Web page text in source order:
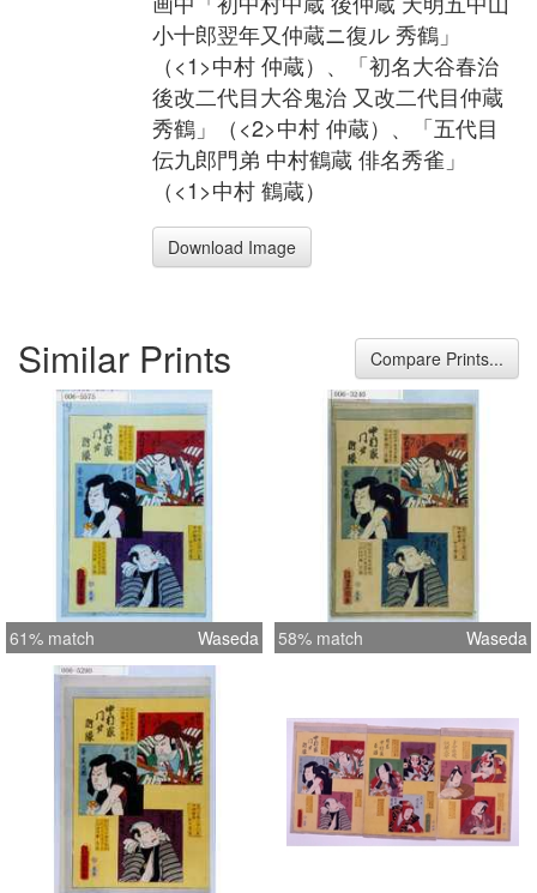
小十郎翌年又仲蔵ニ復ル 秀鶴」
（<1>中村 仲蔵）、「初名大谷春治
後改二代目大谷鬼治 又改二代目仲蔵
秀鶴」（<2>中村 仲蔵）、「五代目
伝九郎門弟 中村鶴蔵 俳名秀雀」
（<1>中村 鶴蔵）
Download Image
Similar Prints Compare Prints...
61% match Waseda 58% match Waseda